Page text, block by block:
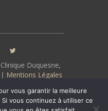
Duquesne,
Mentions Légales
vous garantir la meilleure
vous continuez à utiliser ce